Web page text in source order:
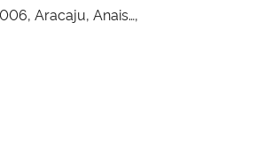
Aracaju, Anais…,